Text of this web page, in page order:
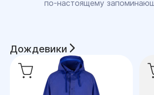
по‑настоящему
Дождевики